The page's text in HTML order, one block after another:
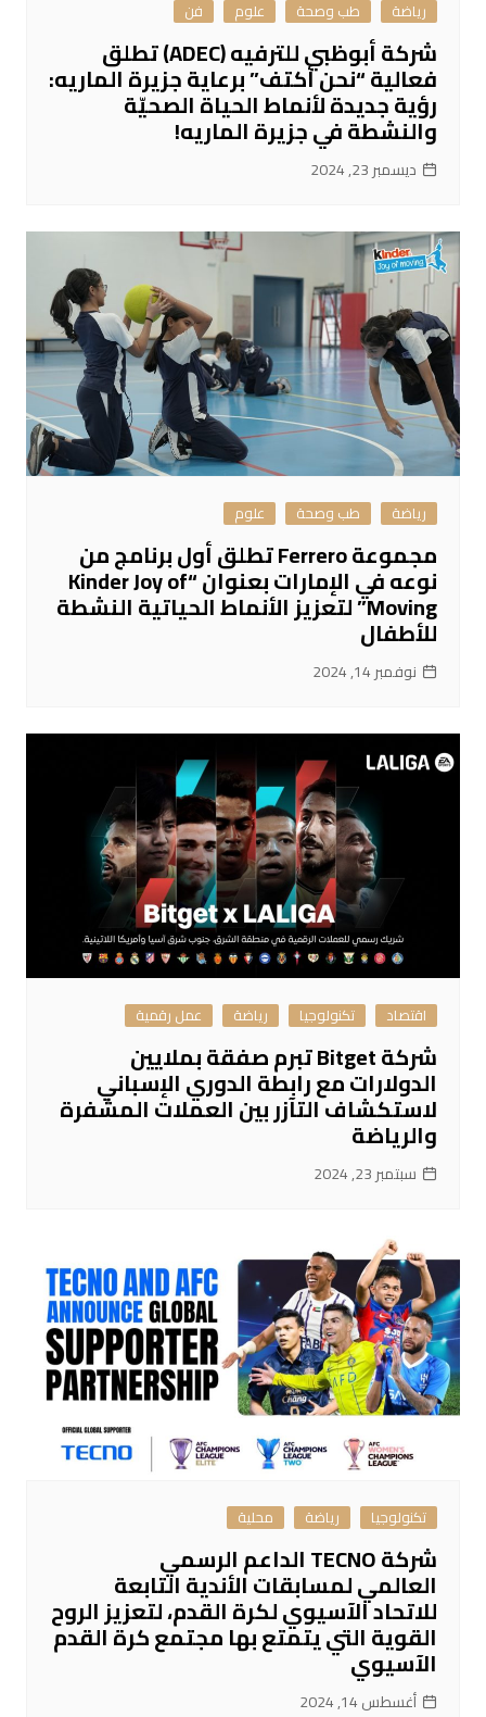
رياضة طب وصحة علوم فن
شركة أبوظبي للترفيه (ADEC) تطلق
فعالية “نحن أكتف” برعاية جزيرة الماريه:
رؤية جديدة لأنماط الحياة الصحيّة
والنشطة في جزيرة الماريه!
ديسمبر 23, 2024
رياضة طب وصحة علوم
مجموعة Ferrero تطلق أول برنامج من
نوعه في الإمارات بعنوان “Kinder Joy of
Moving” لتعزيز الأنماط الحياتية النشطة
للأطفال
نوفمبر 14, 2024
اقتصاد تكنولوجيا رياضة عمل رقمية
شركة Bitget تبرم صفقة بملايين
الدولارات مع رابطة الدوري الإسباني
لاستكشاف التآزر بين العملات المشفرة
والرياضة
سبتمبر 23, 2024
تكنولوجيا رياضة محلية
شركة TECNO الداعم الرسمي
العالمي لمسابقات الأندية التابعة
للاتحاد الآسيوي لكرة القدم، لتعزيز الروح
القوية التي يتمتع بها مجتمع كرة القدم
الآسيوي
أغسطس 14, 2024